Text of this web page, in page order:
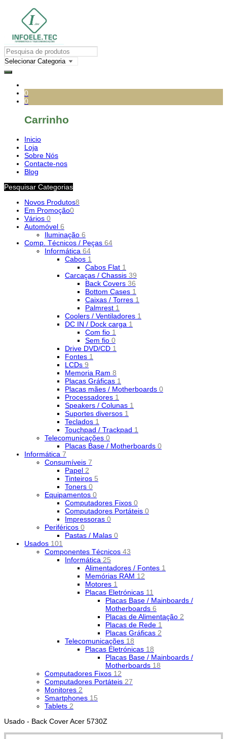
0
0
Carrinho
Inicio
Loja
Sobre Nós
Contacte-nos
Blog
Pesquisar Categorias
Novos Produtos8
Em Promoção0
Vários 0
Automóvel 6
Iluminação 6
Comp. Técnicos / Peças 64
Informática 64
Cabos 1
Cabos Flat 1
Carcaças / Chassis 39
Back Covers 36
Bottom Cases 1
Caixas / Torres 1
Palmrest 1
Coolers / Ventiladores 1
DC IN / Dock carga 1
Com fio 1
Sem fio 0
Drive DVD/CD 1
Fontes 1
LCDs 9
Memoria Ram 8
Placas Gráficas 1
Placas mães / Motherboards 0
Processadores 1
Speakers / Colunas 1
Suportes diversos 1
Teclados 1
Touchpad / Trackpad 1
Telecomunicações 0
Placas Base / Motherboards 0
Informática 7
Consumíveis 7
Papel 2
Tinteiros 5
Toners 0
Equipamentos 0
Computadores Fixos 0
Computadores Portáteis 0
Impressoras 0
Periféricos 0
Pastas / Malas 0
Usados 101
Componentes Técnicos 43
Informática 25
Alimentadores / Fontes 1
Memórias RAM 12
Motores 1
Placas Eletrónicas 11
Placas Base / Mainboards /
Motherboards 6
Placas de Alimentação 2
Placas de Rede 1
Placas Gráficas 2
Telecomunicações 18
Placas Eletrónicas 18
Placas Base / Mainboards /
Motherboards 18
Computadores Fixos 12
Computadores Portáteis 27
Monitores 2
Smartphones 15
Tablets 2
Usado - Back Cover Acer 5730Z